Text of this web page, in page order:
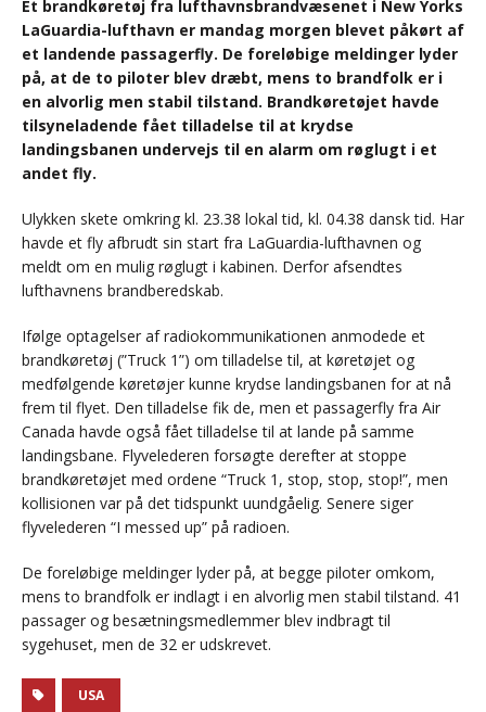
Et brandkøretøj fra lufthavnsbrandvæsenet i New Yorks
LaGuardia-lufthavn er mandag morgen blevet påkørt af
et landende passagerfly. De foreløbige meldinger lyder
på, at de to piloter blev dræbt, mens to brandfolk er i
en alvorlig men stabil tilstand. Brandkøretøjet havde
tilsyneladende fået tilladelse til at krydse
landingsbanen undervejs til en alarm om røglugt i et
andet fly.
Ulykken skete omkring kl. 23.38 lokal tid, kl. 04.38 dansk tid. Har
havde et fly afbrudt sin start fra LaGuardia-lufthavnen og
meldt om en mulig røglugt i kabinen. Derfor afsendtes
lufthavnens brandberedskab.
Ifølge optagelser af radiokommunikationen anmodede et
brandkøretøj (”Truck 1”) om tilladelse til, at køretøjet og
medfølgende køretøjer kunne krydse landingsbanen for at nå
frem til flyet. Den tilladelse fik de, men et passagerfly fra Air
Canada havde også fået tilladelse til at lande på samme
landingsbane. Flyvelederen forsøgte derefter at stoppe
brandkøretøjet med ordene “Truck 1, stop, stop, stop!”, men
kollisionen var på det tidspunkt uundgåelig. Senere siger
flyvelederen “I messed up” på radioen.
De foreløbige meldinger lyder på, at begge piloter omkom,
mens to brandfolk er indlagt i en alvorlig men stabil tilstand. 41
passager og besætningsmedlemmer blev indbragt til
sygehuset, men de 32 er udskrevet.
USA